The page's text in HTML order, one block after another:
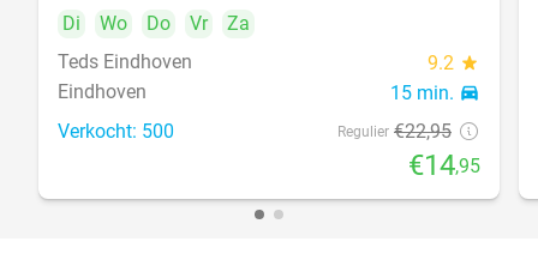
Di
Wo Do Vr
Za
Teds Eindhoven
9.2 star
Eindhoven 15 min. directions_car
Verkocht: 500 Regulier €22,95
€14,95